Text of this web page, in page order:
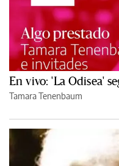
En vivo: 'La Odisea'
Tamara Tenenbaum